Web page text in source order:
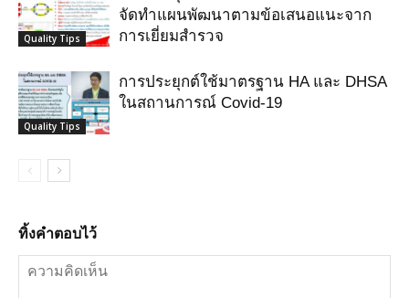
Quality Tips
จัดทำแผนพัฒนาตามข้อเสนอแนะจาก
การเยี่ยมสำรวจ
Quality Tips
การประยุกต์ใช้มาตรฐาน HA และ DHSA
ในสถานการณ์ Covid-19
ทิ้งคำตอบไว้